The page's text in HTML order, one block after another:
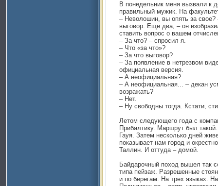
В понедельник меня вызвали к
правильный мужик. На
– Неволошин, вы опять за
выговор. Еще два, – он
ставить вопрос о вашем
– За что? – спросил я.
– Что «за что»?
– За что выговор?
– За появление в нетрезвом
официальная версия.
– А неофициальная?
– А неофициальная... – декан
возражать?
– Нет.
– Ну свободны тогда. Кстати,
Летом следующего года с
Прибалтику. Маршрут был
Гауя. Затем несколько дней
показывает нам город и
Таллин. И оттуда – домой.
Байдарочный поход вышел так
типа пейзаж. Разрешенные
и по берегам. На трех языках.